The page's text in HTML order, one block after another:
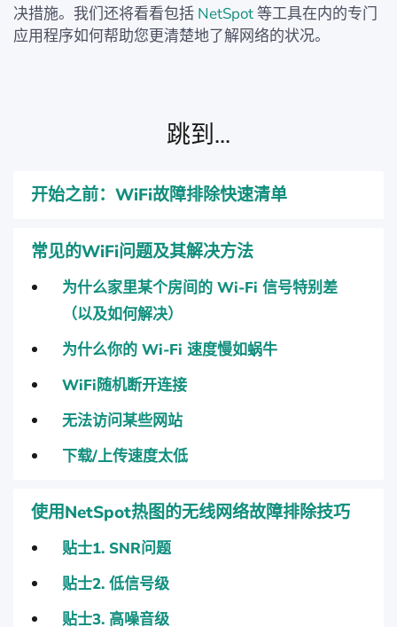
决措施。我们还将看看包括 NetSpot等工具在内的专门
应用程序如何帮助您更清楚地了解网络的状况。
跳到...
开始之前：WiFi故障排除快速清单
常见的WiFi问题及其解决方法
为什么家里某个房间的 Wi-Fi 信号特别差
（以及如何解决）
为什么你的 Wi-Fi 速度慢如蜗牛
WiFi随机断开连接
无法访问某些网站
下载/上传速度太低
使用NetSpot热图的无线网络故障排除技巧
贴士1. SNR问题
贴士2. 低信号级
贴士3. 高噪音级